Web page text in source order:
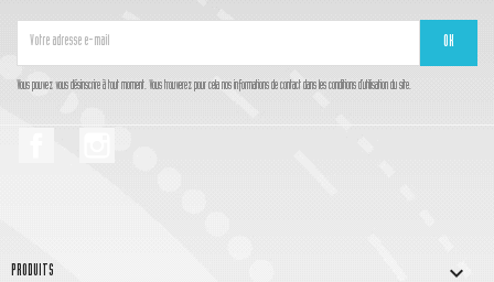
Vous pouvez vous désinscrire à tout moment. Vous trouverez pour cela nos informations de contact dans les conditions d'utilisation du site.
PRODUITS 